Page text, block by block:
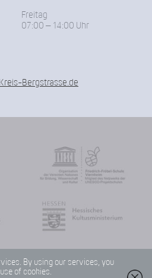
Freitag
07:00 – 14:00 Uhr
Bergstrasse.de
By using our services, you
of cookies.